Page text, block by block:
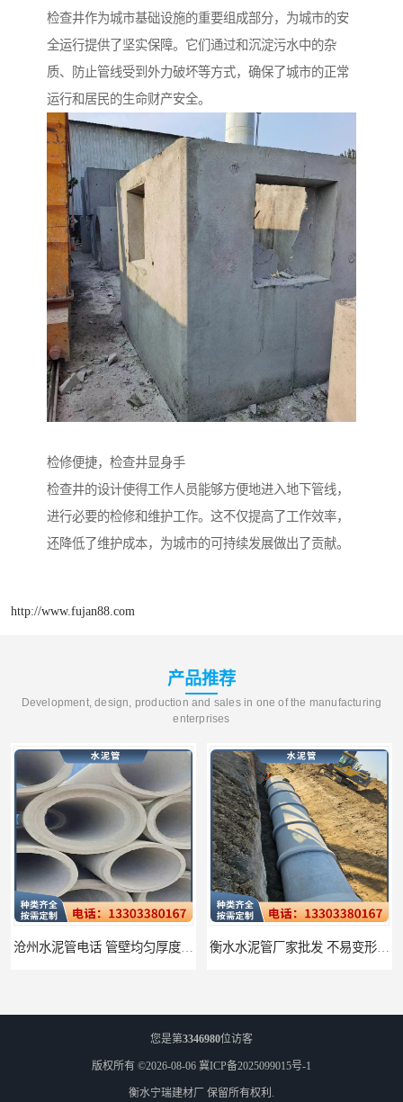
检查井作为城市基础设施的重要组成部分，为城市的安
全运行提供了坚实保障。它们通过和沉淀污水中的杂
质、防止管线受到外力破坏等方式，确保了城市的正常
运行和居民的生命财产安全。
检修便捷，检查井显身手
检查井的设计使得工作人员能够方便地进入地下管线，
进行必要的检修和维护工作。这不仅提高了工作效率，
还降低了维护成本，为城市的可持续发展做出了贡献。
http://www.fujan88.com
产品推荐
Development, design, production and sales in one of the manufacturing
enterprises
您是第3346980位访客
版权所有 ©2026-08-06 冀ICP备2025099015号-1
衡水宁瑞建材厂 保留所有权利.